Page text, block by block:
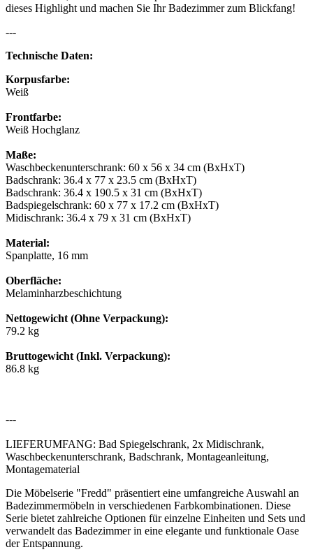
dieses Highlight und machen Sie Ihr Badezimmer zum Blickfang!
---
Technische Daten:
Korpusfarbe:
Weiß
Frontfarbe:
Weiß Hochglanz
Maße:
Waschbeckenunterschrank: 60 x 56 x 34 cm (BxHxT)
Badschrank: 36.4 x 77 x 23.5 cm (BxHxT)
Badschrank: 36.4 x 190.5 x 31 cm (BxHxT)
Badspiegelschrank: 60 x 77 x 17.2 cm (BxHxT)
Midischrank: 36.4 x 79 x 31 cm (BxHxT)
Material:
Spanplatte, 16 mm
Oberfläche:
Melaminharzbeschichtung
Nettogewicht (Ohne Verpackung):
79.2 kg
Bruttogewicht (Inkl. Verpackung):
86.8 kg
---
LIEFERUMFANG: Bad Spiegelschrank, 2x Midischrank,
Waschbeckenunterschrank, Badschrank, Montageanleitung,
Montagematerial
Die Möbelserie "Fredd" präsentiert eine umfangreiche Auswahl an
Badezimmermöbeln in verschiedenen Farbkombinationen. Diese
Serie bietet zahlreiche Optionen für einzelne Einheiten und Sets und
verwandelt das Badezimmer in eine elegante und funktionale Oase
der Entspannung.